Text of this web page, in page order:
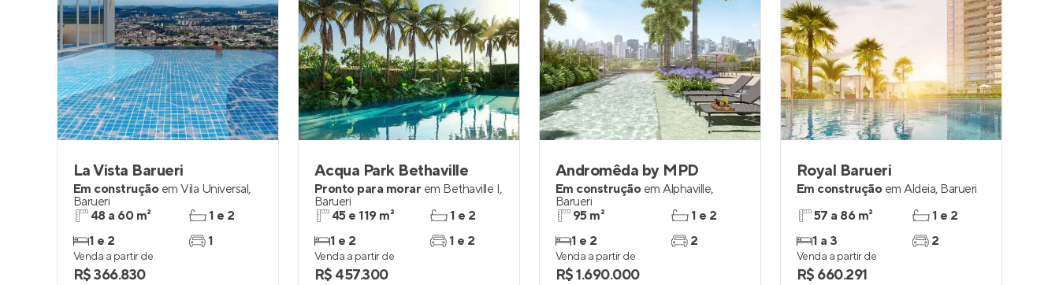
La Vista Barueri
Em construção em Vila Universal,
Barueri
48 a 60 m²
1 e 2
1 e 2
1
Venda a partir de
R$ 366.830
Acqua Park Bethaville
Pronto para morar em Bethaville I,
Barueri
45 e 119 m²
1 e 2
1 e 2
1 e 2
Venda a partir de
R$ 457.300
Andromêda by MPD
Em construção em Alphaville,
Barueri
95 m²
1 e 2
1 e 2
2
Venda a partir de
R$ 1.690.000
Royal Barueri
Em construção em Aldeia, Barueri
57 a 86 m²
1 a 3
1 e 2
2
Venda a partir de
R$ 660.291